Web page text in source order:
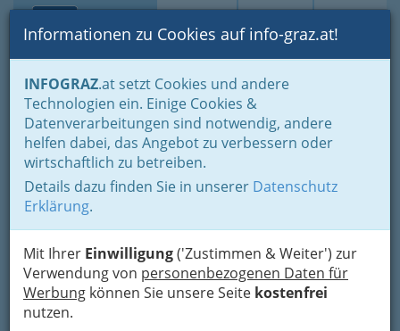
Suche Login Toggle
Informationen zu Cookies auf info-graz.at!
INFOGRAZ.at setzt Cookies und andere
Technologien ein. Einige Cookies &
Datenverarbeitungen sind notwendig, andere
helfen dabei, das Angebot zu verbessern oder
wirtschaftlich zu betreiben.
Details dazu finden Sie in unserer Datenschutz
Erklärung.
Mit Ihrer Einwilligung('Zustimmen & Weiter') zur
Verwendung von personenbezogenen Daten für
Werbung können Sie unsere Seite kostenfrei
nutzen.
Home Branchen
Gesundheit und Soziales
Fachärzte und Fachärztinnen
Radiologie
Dr. Heinz Lepuschütz
Grottenhofstraße 94, 8052 Graz
+43 316 251 500
+43 316 251 5005
Karte